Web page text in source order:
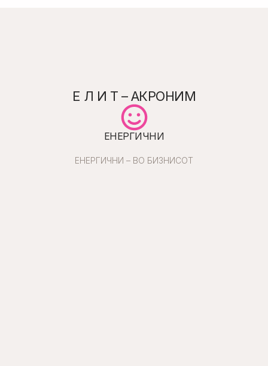
Е Л И Т – АКРОНИМ
ЕНЕРГИЧНИ
ЕНЕРГИЧНИ – ВО БИЗНИСОТ